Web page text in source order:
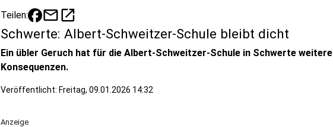
Teilen: mailopen_in_new
Schwerte: Albert-Schweitzer-Schule bleibt dicht
Ein übler Geruch hat für die Albert-Schweitzer-Schule in Schwerte weitere
Konsequenzen.
Veröffentlicht: Freitag, 09.01.2026 14:32
Anzeige